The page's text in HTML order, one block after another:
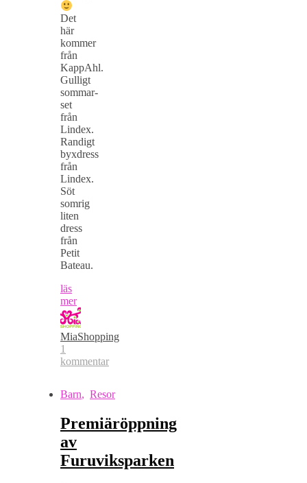
Det
här
kommer
från
KappAhl.
Gulligt
sommar-
set
från
Lindex.
Randigt
byxdress
från
Lindex.
Söt
somrig
liten
dress
från
Petit
Bateau.
läs
mer
MiaShopping
1
kommentar
Barn, Resor
Premiäröppning
av
Furuviksparken